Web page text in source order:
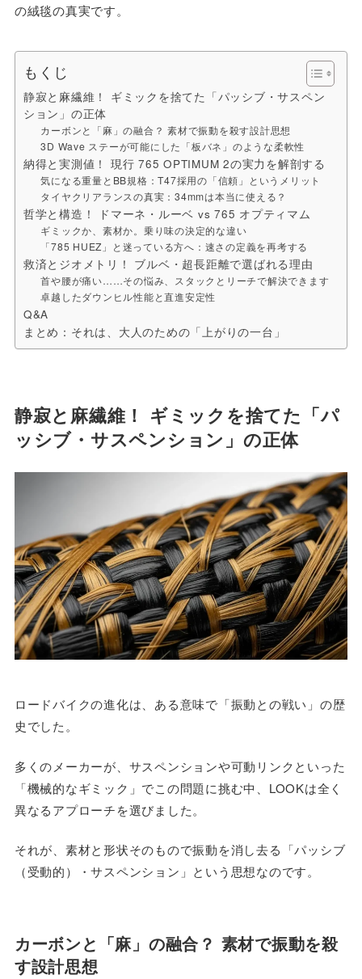
の絨毯の真実です。
もくじ
静寂と麻繊維！ ギミックを捨てた「パッシブ・サスペン
ション」の正体
カーボンと「麻」の融合？ 素材で振動を殺す設計思想
3D Wave ステーが可能にした「板バネ」のような柔軟性
納得と実測値！ 現行 765 OPTIMUM 2の実力を解剖する
気になる重量とBB規格：T47採用の「信頼」というメリット
タイヤクリアランスの真実：34mmは本当に使える？
哲学と構造！ ドマーネ・ルーベ vs 765 オプティマム
ギミックか、素材か。乗り味の決定的な違い
「785 HUEZ」と迷っている方へ：速さの定義を再考する
救済とジオメトリ！ ブルベ・超長距離で選ばれる理由
首や腰が痛い……その悩み、スタックとリーチで解決できます
卓越したダウンヒル性能と直進安定性
Q&A
まとめ：それは、大人のための「上がりの一台」
静寂と麻繊維！ ギミックを捨てた「パ
ッシブ・サスペンション」の正体
ロードバイクの進化は、ある意味で「振動との戦い」の歴
史でした。
多くのメーカーが、サスペンションや可動リンクといった
「機械的なギミック」でこの問題に挑む中、LOOKは全く
異なるアプローチを選びました。
それが、素材と形状そのもので振動を消し去る「パッシブ
（受動的）・サスペンション」という思想なのです。
カーボンと「麻」の融合？ 素材で振動を殺
す設計思想